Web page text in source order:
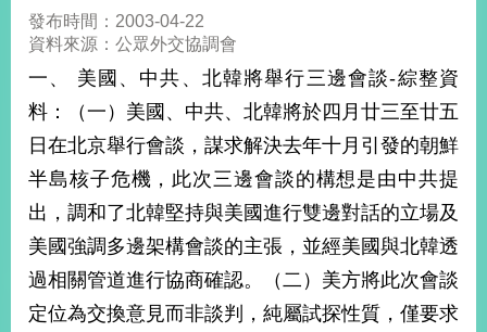
外
交
值
外
交
經
濟
日
不
發布時間：2003-04-22
資料來源：公眾外交協調會
一、 美國、中共、北韓將舉行三邊會談-綜整資
料：（一）美國、中共、北韓將於四月廿三至廿五
日在北京舉行會談，謀求解決去年十月引發的朝鮮
半島核子危機，此次三邊會談的構想是由中共提
出，調和了北韓堅持與美國進行雙邊對話的立場及
美國強調多邊架構會談的主張，並經美國與北韓透
過相關管道進行協商確認。（二）美方將此次會談
定位為交換意見而非談判，純屬試探性質，僅要求